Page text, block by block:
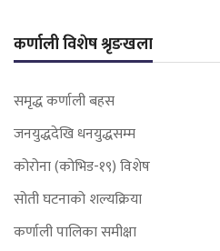
कर्णाली विशेष श्रृङखला
समृद्ध कर्णाली बहस
जनयुद्धदेखि धनयुद्धसम्म
कोरोना (कोभिड-१९) विशेष
सोती घटनाको शल्यक्रिया
कर्णाली पालिका समीक्षा